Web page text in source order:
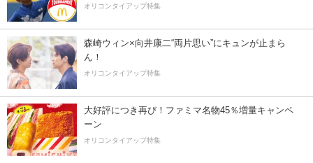
オリコンタイアップ特集
森崎ウィン×向井康二“両片思い”にキュンが止まら
ん！
オリコンタイアップ特集
大好評につき再び！ファミマ名物45％増量キャンペ
ーン
オリコンタイアップ特集